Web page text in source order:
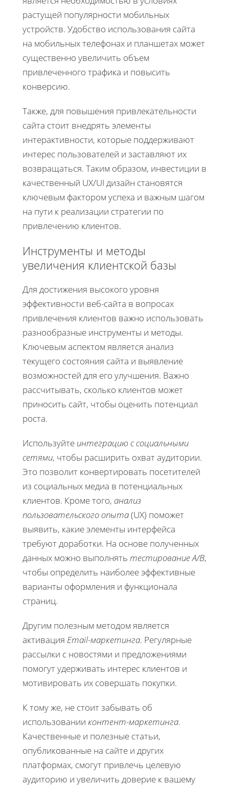
растущей популярности мобильных
устройств. Удобство использования сайта
на мобильных телефонах и планшетах может
существенно увеличить объем
привлеченного трафика и повысить
конверсию.
Также, для повышения привлекательности
сайта стоит внедрять элементы
интерактивности, которые поддерживают
интерес пользователей и заставляют их
возвращаться. Таким образом, инвестиции в
качественный UX/UI дизайн становятся
ключевым фактором успеха и важным шагом
на пути к реализации стратегии по
привлечению клиентов.
Инструменты и методы
увеличения клиентской базы
Для достижения высокого уровня
эффективности веб-сайта в вопросах
привлечения клиентов важно использовать
разнообразные инструменты и методы.
Ключевым аспектом является анализ
текущего состояния сайта и выявление
возможностей для его улучшения. Важно
рассчитывать, сколько клиентов может
приносить сайт, чтобы оценить потенциал
роста.
Используйте интеграцию с социальными
сетями, чтобы расширить охват аудитории.
Это позволит конвертировать посетителей
из социальных медиа в потенциальных
клиентов. Кроме того, анализ
пользовательского опыта(UX) поможет
выявить, какие элементы интерфейса
требуют доработки. На основе полученных
данных можно выполнять тестирование A/B,
чтобы определить наиболее эффективные
варианты оформления и функционала
страниц.
Другим полезным методом является
активация Email-маркетинга. Регулярные
рассылки с новостями и предложениями
помогут удерживать интерес клиентов и
мотивировать их совершать покупки.
К тому же, не стоит забывать об
использовании контент-маркетинга.
Качественные и полезные статьи,
опубликованные на сайте и других
платформах, смогут привлечь целевую
аудиторию и увеличить доверие к вашему